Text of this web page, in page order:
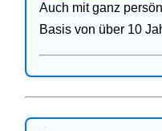
Auch mit ganz
Basis von über 10